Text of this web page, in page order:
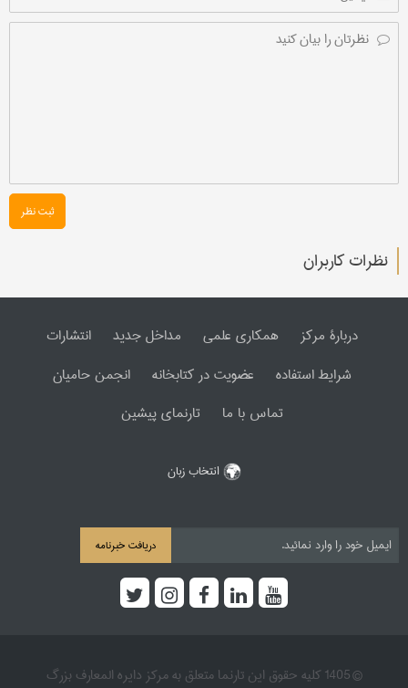
ثبت نظر
نظرات کاربران
دربارۀ مرکز همکاری علمی مداخل جدید
انتشارات
شرایط استفاده
عضویت در کتابخانه
انجمن حامیان
تماس با ما
تارنمای پیشین
انتخاب زبان
دریافت خبرنامه
© 1405 کلیه حقوق این تارنما متعلق به مرکز دایره المعارف بزرگ